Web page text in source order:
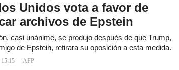
Unidos vota a favor de
archivos de Epstein
casi unánime, se produjo después de que Trump,
de Epstein, retirara su oposición a esta medida.
AFP